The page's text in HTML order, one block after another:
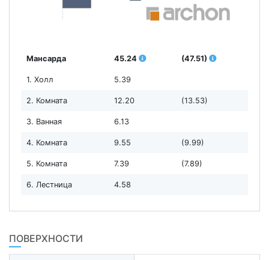
Мансарда 45.24 (47.51)
1. Холл 5.39
2. Комната 12.20 (13.53)
3. Ванная 6.13
4. Комната 9.55 (9.99)
5. Комната 7.39 (7.89)
6. Лестница 4.58
ПОВЕРХНОСТИ